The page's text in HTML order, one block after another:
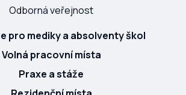
Odborná veřejnost
pro mediky a absolventy škol
Volná pracovní místa
Praxe a stáže